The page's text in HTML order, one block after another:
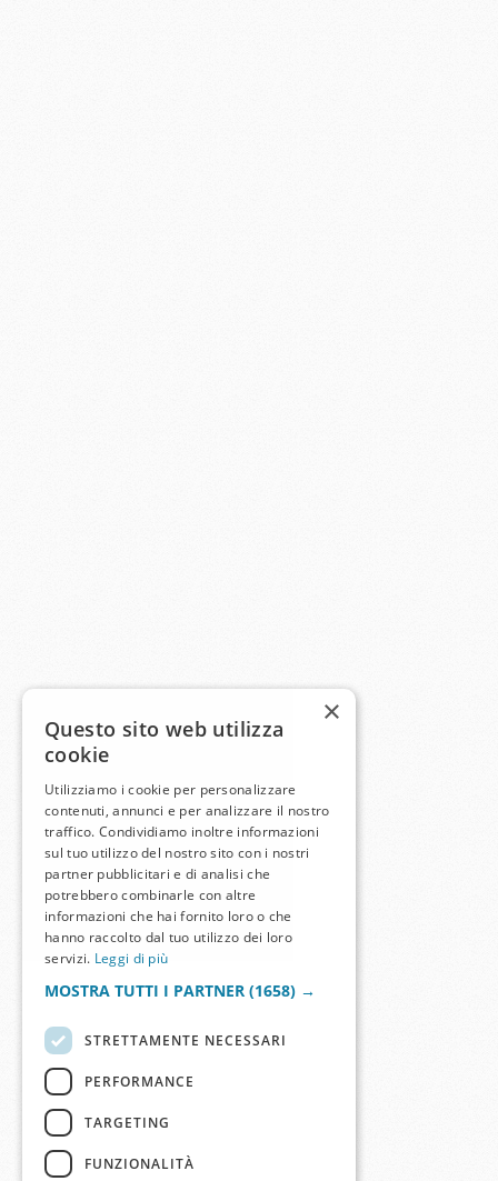
×
Questo sito web utilizza
cookie
Utilizziamo i cookie per personalizzare
contenuti, annunci e per analizzare il nostro
traffico. Condividiamo inoltre informazioni
sul tuo utilizzo del nostro sito con i nostri
partner pubblicitari e di analisi che
potrebbero combinarle con altre
informazioni che hai fornito loro o che
hanno raccolto dal tuo utilizzo dei loro
servizi. Leggi di più
MOSTRA TUTTI I PARTNER (1658) →
STRETTAMENTE NECESSARI
PERFORMANCE
TARGETING
FUNZIONALITÀ